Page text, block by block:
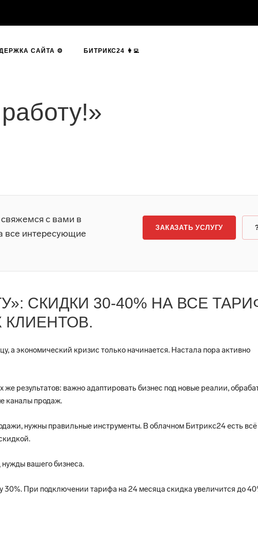
САЙТА ⚙️ БИТРИКС24 👩‍💻
с вами в
все интересующие
ЗАКАЗАТЬ УСЛУГУ
СКИДКИ 30-40% НА ВСЕ
а экономический кризис только начинается. Настала пора активно
результатов: важно адаптировать бизнес под новые реалии,
каналы продаж.
нужны правильные инструменты. В облачном Битрикс24 есть всё
вашего бизнеса.
30%. При подключении тарифа на 24 месяца скидка увеличится до